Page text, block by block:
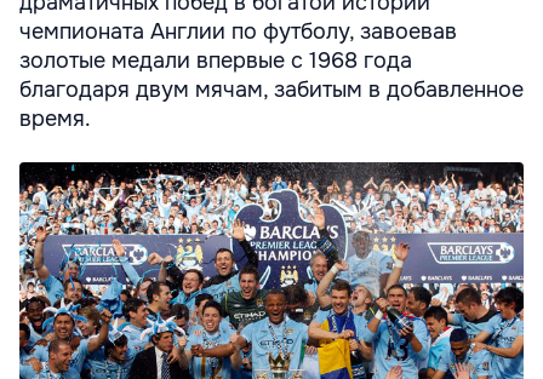
чемпионата Англии по футболу, завоевав
золотые медали впервые с 1968 года
благодаря двум мячам, забитым в добавленное
время.